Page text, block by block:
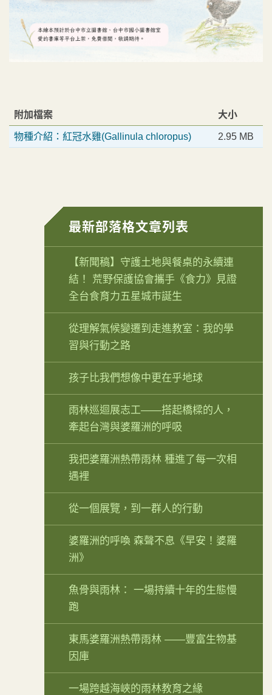
附加檔案 大小
物種介紹：紅冠水雞(Gallinula chloropus) 2.95 MB
最新部落格文章列表
【新聞稿】守護土地與餐桌的永續連
結！ 荒野保護協會攜手《食力》見證
全台食育力五星城市誕生
從理解氣候變遷到走進教室：我的學
習與行動之路
孩子比我們想像中更在乎地球
雨林巡迴展志工——搭起橋樑的人，
牽起台灣與婆羅洲的呼吸
我把婆羅洲熱帶雨林 種進了每一次相
遇裡
從一個展覽，到一群人的行動
婆羅洲的呼喚 森聲不息《早安！婆羅
洲》
魚骨與雨林： 一場持續十年的生態慢
跑
東馬婆羅洲熱帶雨林 ——豐富生物基
因庫
一場跨越海峽的雨林教育之緣